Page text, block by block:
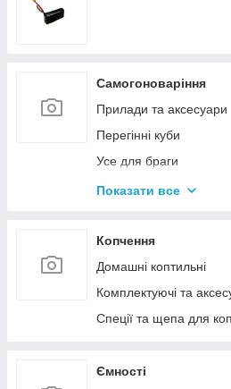
Самогоноваріння
Прилади та аксесуари
Перегінні куби
Усе для браги
Комплектуючі та
Колони без ємності
Показати все
Копчення
Домашні коптильні
Комплектуючі та
Спеції та щепа для
Ємності